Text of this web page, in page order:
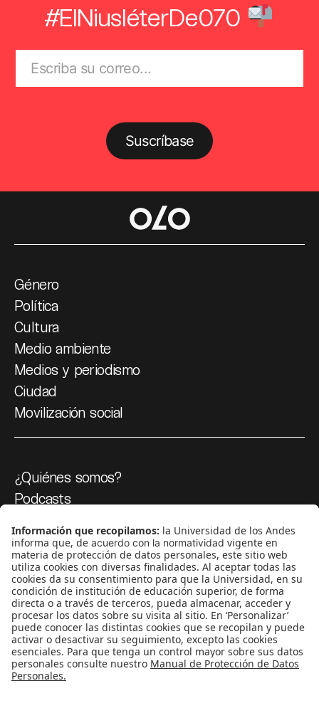
#ElNiusléterDe070
Suscríbase
Género
Política
Cultura
Medio ambiente
Medios y periodismo
Ciudad
Movilización social
¿Quiénes somos?
Podcasts
Proyectos 070
SÍGUENOS
¿Quieres escribir en 070?